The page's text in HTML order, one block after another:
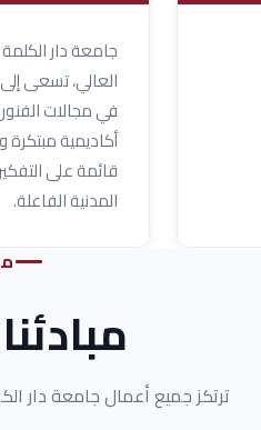
جامعة دار
العالي، تسعى
في مجالات
أكاديمية مبتكرة
قائمة على
المدنية الفاعلة.
ترتكز جميع أعمال جامعة دار